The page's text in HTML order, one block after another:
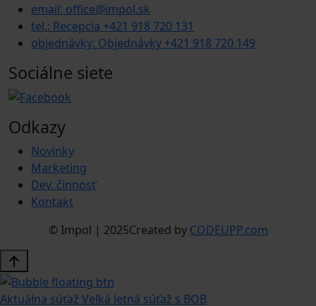
email: office@impol.sk
tel.: Recepcia +421 918 720 131
objednávky: Objednávky +421 918 720 149
Sociálne siete
Odkazy
Novinky
Marketing
Dev. činnosť
Kontakt
© Impol | 2025Created by CODEUPP.com
Aktuálna súťaž Veľká letná súťaž s BOB